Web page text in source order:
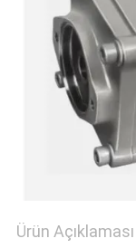
POLICY
Ürün Açıklaması